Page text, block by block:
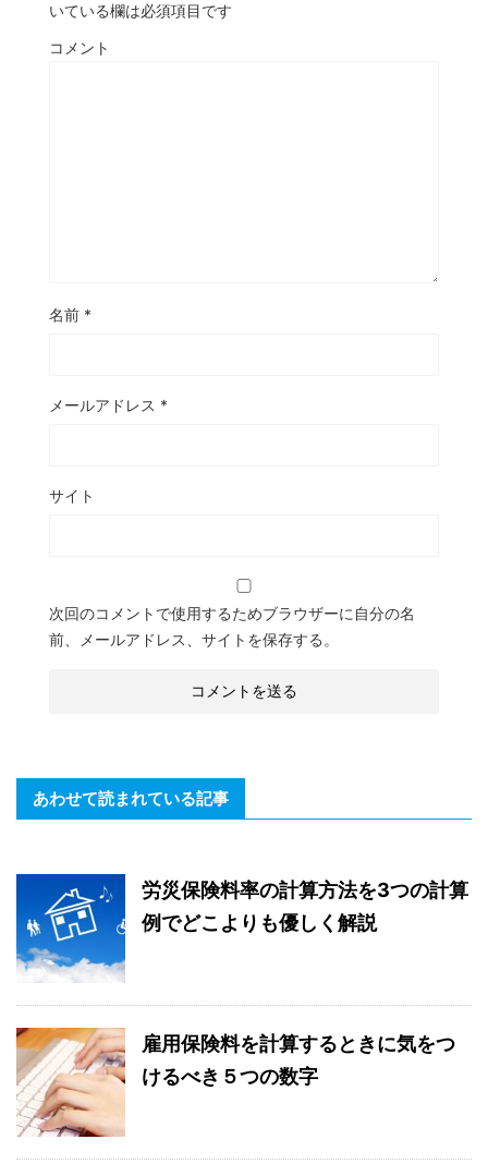
いている欄は必須項目です
コメント
名前 *
メールアドレス *
サイト
次回のコメントで使用するためブラウザーに自分の名
前、メールアドレス、サイトを保存する。
あわせて読まれている記事
労災保険料率の計算方法を3つの計算
例でどこよりも優しく解説
雇用保険料を計算するときに気をつ
けるべき５つの数字